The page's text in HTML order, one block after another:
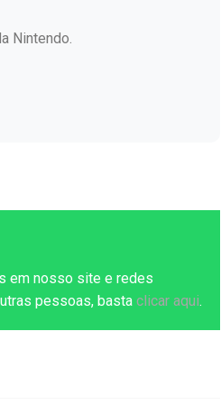
Nintendo.
em nosso site e redes
pessoas, bastaclicar aqui.